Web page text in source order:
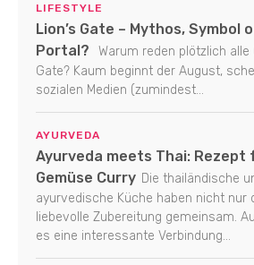
LIFESTYLE
Lion’s Gate – Mythos, Symbol
Portal?
Warum reden plötzlich
Gate? Kaum beginnt der August,
sozialen Medien (zumindest...
AYURVEDA
Ayurveda meets Thai: Rezept
Gemüse Curry Die thailändische
ayurvedische Küche haben nicht nur
liebevolle Zubereitung gemeinsam.
es eine interessante Verbindung...